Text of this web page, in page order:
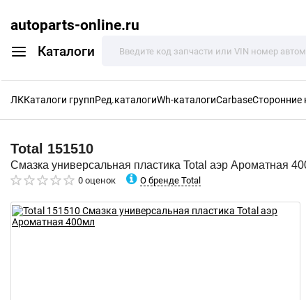
autoparts-online.ru
Каталоги
ЛККаталоги группРед.каталогиWh-каталогиCarbaseСторонние
Total 151510
Смазка универсальная пластика Total аэр Ароматная
0 оценок О бренде Total